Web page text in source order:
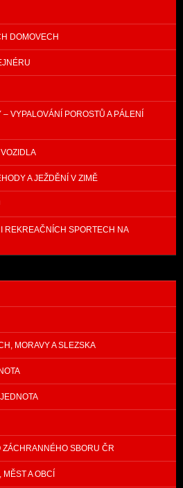
DOMOVECH
VYPALOVÁNÍ POROSTŮ A PÁLENÍ
A JEŽDĚNÍ V ZIMĚ
REKREAČNÍCH SPORTECH NA
MORAVY A SLEZSKA
ZÁCHRANNÉHO SBORU ČR
A OBCÍ